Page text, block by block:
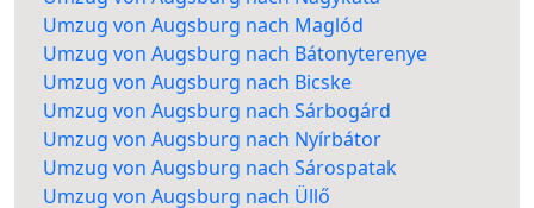
Umzug von Augsburg nach Maglód
Umzug von Augsburg nach Bátonyterenye
Umzug von Augsburg nach Bicske
Umzug von Augsburg nach Sárbogárd
Umzug von Augsburg nach Nyírbátor
Umzug von Augsburg nach Sárospatak
Umzug von Augsburg nach Üllő